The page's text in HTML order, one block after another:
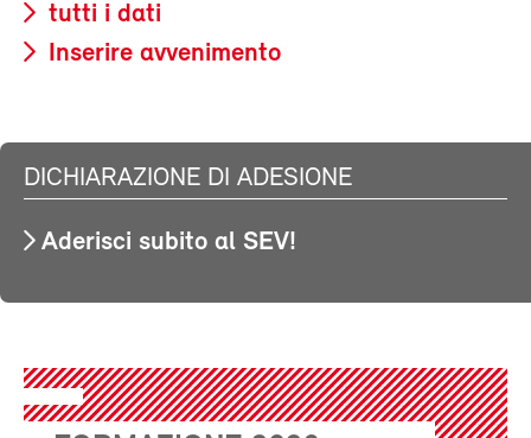
tutti i dati
Inserire avvenimento
DICHIARAZIONE DI ADESIONE
Aderisci subito al SEV!